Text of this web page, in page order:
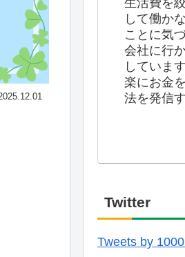
生活費を
して働か
ことに気
会社に行
しています
楽にお金
法を発信
Twitter
Tweets by